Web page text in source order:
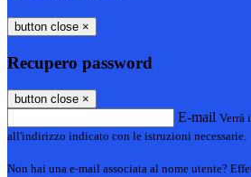
button close ×
Recupero password
button close ×
E-mail Verrà
all'indirizzo indicato con le istruzioni necessarie.
Non hai una e-mail associata al nome utente?